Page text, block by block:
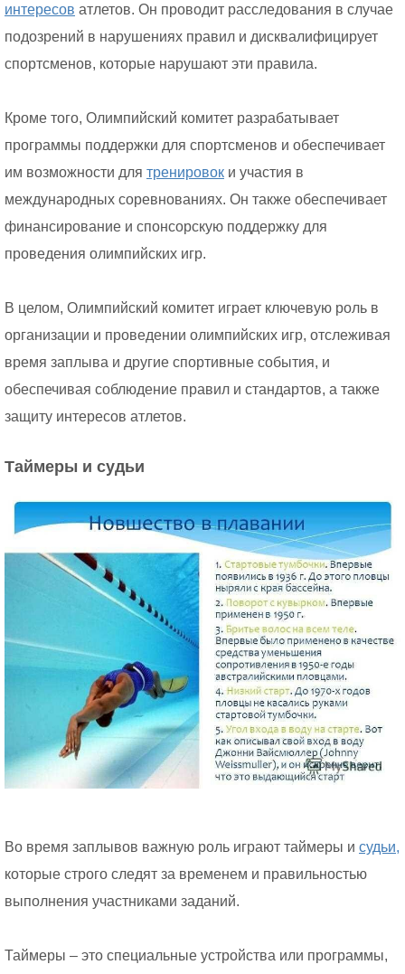
интересов атлетов. Он проводит расследования в случае
подозрений в нарушениях правил и дисквалифицирует
спортсменов, которые нарушают эти правила.
Кроме того, Олимпийский комитет разрабатывает
программы поддержки для спортсменов и обеспечивает
им возможности для тренировок и участия в
международных соревнованиях. Он также обеспечивает
финансирование и спонсорскую поддержку для
проведения олимпийских игр.
В целом, Олимпийский комитет играет ключевую роль в
организации и проведении олимпийских игр, отслеживая
время заплыва и другие спортивные события, и
обеспечивая соблюдение правил и стандартов, а также
защиту интересов атлетов.
Таймеры и судьи
Во время заплывов важную роль играют таймеры и судьи,
которые строго следят за временем и правильностью
выполнения участниками заданий.
Таймеры – это специальные устройства или программы,